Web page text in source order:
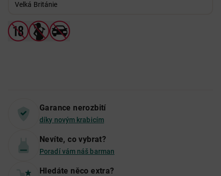
Velká Británie
Garance nerozbití
díky novým krabicím
Nevíte, co vybrat?
Poradí vám náš barman
Hledáte něco extra?